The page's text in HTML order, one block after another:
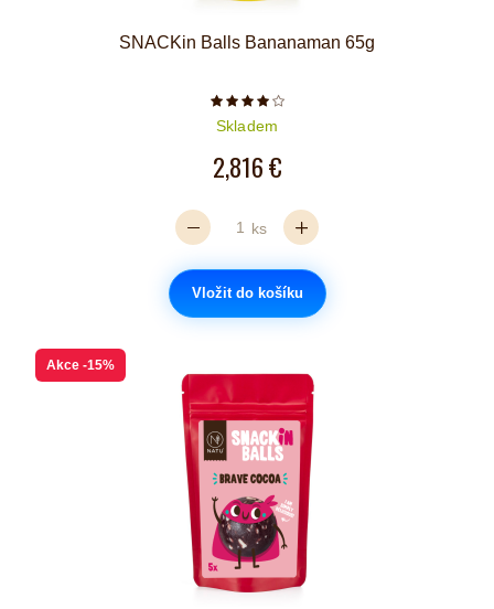
SNACKin Balls Bananaman 65g
Počet hvězdiček je 4 z 5
Skladem
2,816 €
ks
Vložit do košíku
Akce -15%